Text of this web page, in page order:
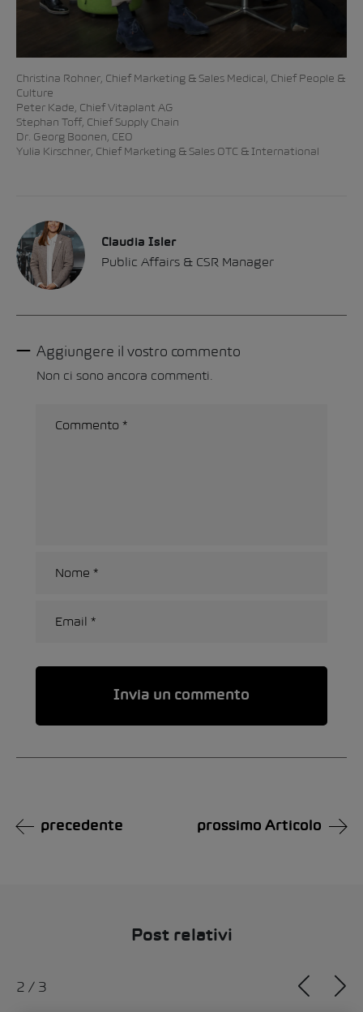
Christina Rohner, Chief Marketing & Sales Medical, Chief People &
Culture
Peter Kade, Chief Vitaplant AG
Stephan Toff, Chief Supply Chain
Dr. Georg Boonen, CEO
Yulia Kirschner, Chief Marketing & Sales OTC & International
Claudia Isler
Public Affairs & CSR Manager
Aggiungere il vostro commento
Non ci sono ancora commenti.
precedente prossimo Articolo
Post relativi
2 / 3